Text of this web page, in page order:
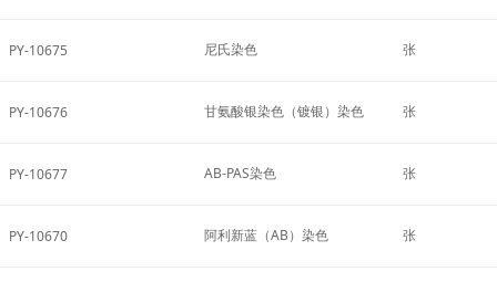
PY-10675 尼氏染色 张
PY-10676 甘氨酸银染色（镀银）染色 张
PY-10677 AB-PAS染色 张
PY-10670 阿利新蓝（AB）染色 张